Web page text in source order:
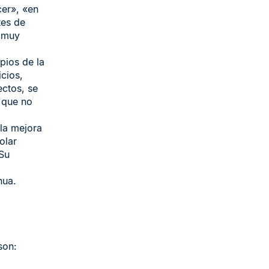
«en
de
de la
se
no
mejora